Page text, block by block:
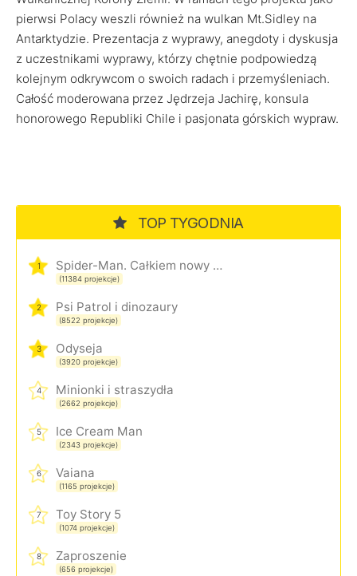
pierwsi Polacy weszli również na wulkan Mt.Sidley na
Antarktydzie. Prezentacja z wyprawy, anegdoty i dyskusja
z uczestnikami wyprawy, którzy chętnie podpowiedzą
kolejnym odkrywcom o swoich radach i przemyśleniach.
Całość moderowana przez Jędrzeja Jachirę, konsula
honorowego Republiki Chile i pasjonata górskich wypraw.
TOP TYGODNIA
1 Spider-Man. Całkiem nowy dzień
(11384 projekcje)
2 Psi Patrol i dinozaury
(8522 projekcje)
3 Odyseja
(3920 projekcje)
4 Minionki i straszydła
(2662 projekcje)
5 Ice Cream Man
(2343 projekcje)
6 Vaiana
(1165 projekcje)
7 Toy Story 5
(1074 projekcje)
8 Zaproszenie
(656 projekcje)